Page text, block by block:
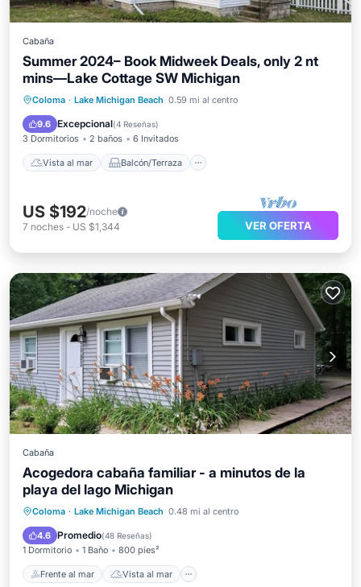
Cabaña
Summer 2024– Book Midweek Deals, only 2 nt
mins—Lake Cottage SW Michigan
Coloma · Lake Michigan Beach 0.59 mi al centro
9.6 Excepcional(4 Reseñas)
3 Dormitorios 2 baños 6 Invitados
Vista al mar Balcón/Terraza
Vista al mar
Balcón/Terraza
Vistas
Cocina
US $192/noche
7 noches - US $1,344 VER OFERTA
Cabaña
Acogedora cabaña familiar - a minutos de la
playa del lago Michigan
Coloma · Lake Michigan Beach 0.48 mi al centro
4.6 Promedio(48 Reseñas)
1 Dormitorio 1 Baño 800 pies²
Frente al mar Vista al mar
Frente al mar Vista al mar
Cocina